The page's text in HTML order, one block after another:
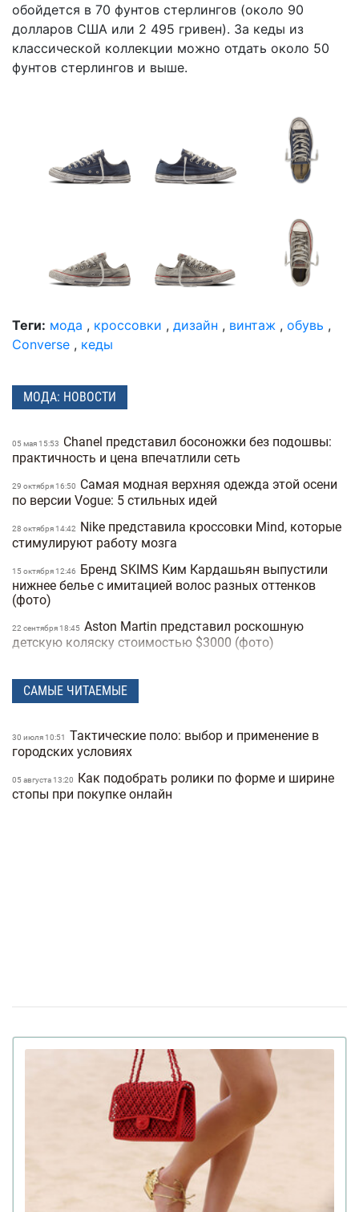
обойдется в 70 фунтов стерлингов (около 90
долларов США или 2 495 гривен). За кеды из
классической коллекции можно отдать около 50
фунтов стерлингов и выше.
Теги: мода , кроссовки , дизайн , винтаж , обувь ,
Converse , кеды
МОДА: НОВОСТИ
05 мая 15:53
Chanel представил босоножки без подошвы:
практичность и цена впечатлили сеть
29 октября 16:50
Самая модная верхняя одежда этой осени
по версии Vogue: 5 стильных идей
28 октября 14:42
Nike представила кроссовки Mind, которые
стимулируют работу мозга
15 октября 12:46
Бренд SKIMS Ким Кардашьян выпустили
нижнее белье с имитацией волос разных оттенков
(фото)
22 сентября 18:45 Aston Martin представил роскошную
детскую коляску стоимостью $3000 (фото)
многомиллиардное состояние Джорджо Армани:
наследство легендарного дизайнера
в рекламе купальников SKIMS x Roberto Cavalli (фото)
наушники: особенности и цена
шоколадную сумку в форме яйца: цена впечатляет
Crocs выпустили пушистые и глазастые
тапки в коллаборации с «Корпорацией монстров»
PUMA выпустила коллаборацию с «‎Игрой в
кальмара»: костюмы, кроссовки и аксессуары (фото)
Balenciaga представила очень
минималистичную обувь The Zero
7 самых модных оттенков осени 2024 года
САМЫЕ ЧИТАЕМЫЕ
30 июля 10:51
Тактические поло: выбор и применение в
городских условиях
05 августа 13:20
Как подобрать ролики по форме и ширине
стопы при покупке онлайн